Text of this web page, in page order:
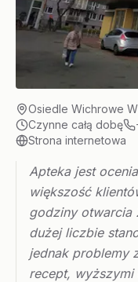
Osiedle Wichrowe
Czynne całą dobę
Strona internetowa
Apteka jest
większość
godziny otwarcia
dużej liczbie
jednak problemy
recept, wyższymi